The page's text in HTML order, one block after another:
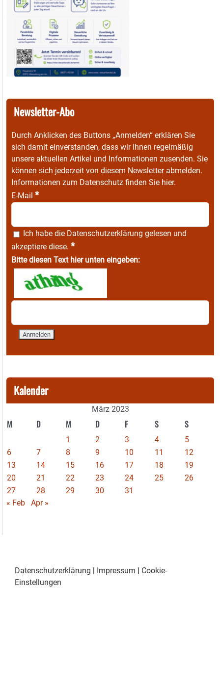
Newsletter-Abo
Durch Anklicken des Buttons „Anmelden“ erklären Sie
sich damit einverstanden, dass wir Ihnen regelmäßig
unsere aktuellen Artikel und Informationen zusenden. Sie
können sich jederzeit von diesem Newsletter abmelden.
Informationen zum Datenschutz finden Sie hier.
E-Mail *
Ich habe die Datenschutzerklärung gelesen und
akzeptiere diese. *
Bitte diesen Text hier unten eingeben:
Kalender
März 2023
M D M D F S S
1 2 3 4
5
6
7 8 9 10 11
12
13
14 15 16 17 18
19
20
21 22 23 24 25
26
27
28 29 30
31
« Feb
Apr »
Datenschutzerklärung Impressum
Cookie-
Einstellungen